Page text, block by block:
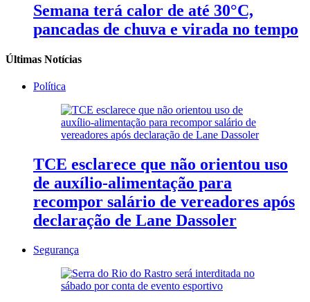
Semana terá calor de até 30°C,
pancadas de chuva e virada no tempo
Últimas Notícias
Política
TCE esclarece que não orientou uso
de auxílio-alimentação para
recompor salário de vereadores após
declaração de Lane Dassoler
Segurança